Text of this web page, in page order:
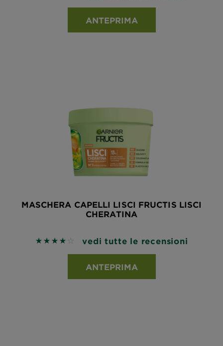
ANTEPRIMA
MASCHERA CAPELLI LISCI FRUCTIS LISCI
CHERATINA
4 out of 5 stars based on reviews
vedi tutte le recensioni
ANTEPRIMA